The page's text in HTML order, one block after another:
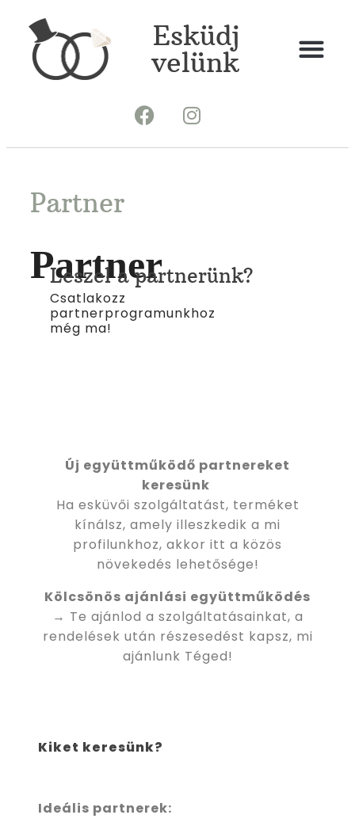
Esküdj
velünk
Partner
Partner
Leszel a partnerünk?
Csatlakozz
partnerprogramunkhoz
még ma!
Új együttműködő partnereket
keresünk
Ha esküvői szolgáltatást, terméket
kínálsz, amely illeszkedik a mi
profilunkhoz, akkor itt a közös
növekedés lehetősége!
Kölcsönös ajánlási együttműködés
→ Te ajánlod a szolgáltatásainkat, a
rendelések után részesedést kapsz, mi
ajánlunk Téged!
Kiket keresünk?
Ideális partnerek: